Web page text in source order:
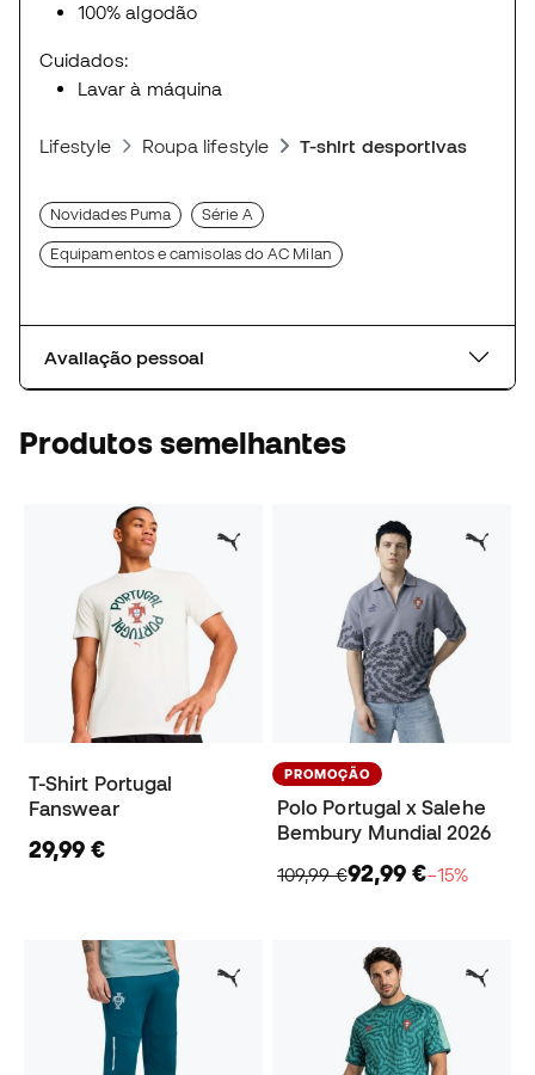
100% algodão
Cuidados:
Lavar à máquina
Lifestyle Roupa lifestyle T-shirt desportivas
Novidades Puma Série A
Equipamentos e camisolas do AC Milan
Avaliação pessoal
Produtos semelhantes
T-Shirt Portugal
Fanswear
29,99 €
PROMOÇÃO
Polo Portugal x Salehe
Bembury Mundial 2026
109,99 €92,99 €−15%